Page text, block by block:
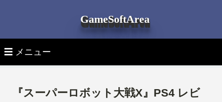
GameSoftArea
☰ メニュー
『スーパーロボット大戦X』PS4 レビ